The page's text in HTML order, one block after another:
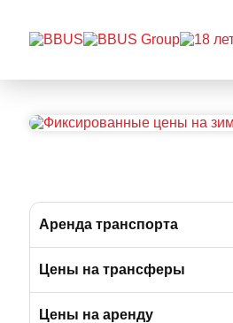
Аренда транспорта
Автобусы (от 49 до 57 мест)
Микроавтобусы (от 12 до 19 мест)
Цены на трансферы
Цены на аренду